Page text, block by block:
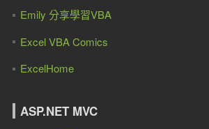
Emily 分享學習VBA
Excel VBA Comics
ExcelHome
ASP.NET MVC